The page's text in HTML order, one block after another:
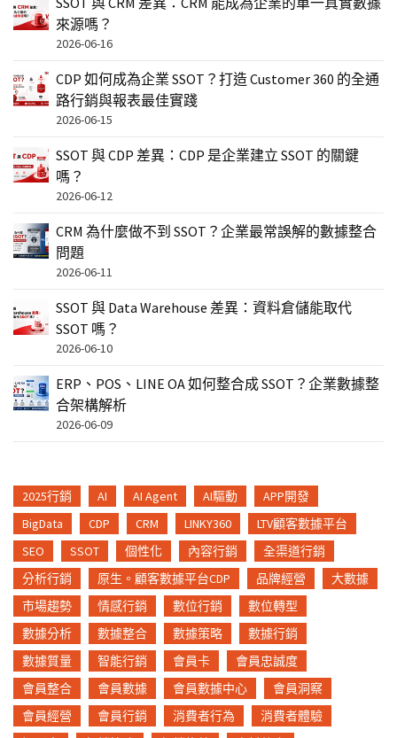
來源嗎？
2026-06-16
CDP 如何成為企業 SSOT？打造 Customer 360 的全通
路行銷與報表最佳實踐
2026-06-15
SSOT 與 CDP 差異：CDP 是企業建立 SSOT 的關鍵
嗎？
2026-06-12
CRM 為什麼做不到 SSOT？企業最常誤解的數據整合
問題
2026-06-11
SSOT 與 Data Warehouse 差異：資料倉儲能取代
SSOT 嗎？
2026-06-10
ERP、POS、LINE OA 如何整合成 SSOT？企業數據整
合架構解析
2026-06-09
2025行銷 AI AI Agent AI驅動
APP開發
BigData
CDP CRM LINKY360
LTV顧客數據平台
SEO
SSOT 個性化 內容行銷
全渠道行銷
分析行銷
原生。顧客數據平台CDP 品牌經營
大數據
市場趨勢
情感行銷 數位行銷
數位轉型
數據分析
數據整合 數據策略
數據行銷
數據質量
智能行銷 會員卡
會員忠誠度
會員整合
會員數據 會員數據中心
會員洞察
會員經營
會員行銷 消費者行為
消費者體驗